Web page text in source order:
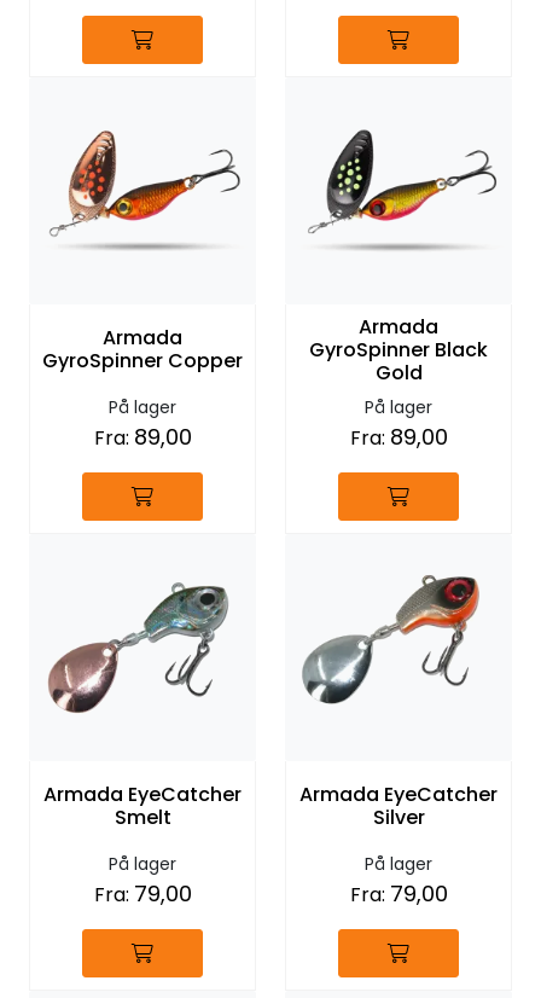
Armada
GyroSpinner Copper
På lager
Fra: 89,00
Armada
GyroSpinner Black
Gold
På lager
Fra: 89,00
Armada EyeCatcher
Smelt
På lager
Fra: 79,00
Armada EyeCatcher
Silver
På lager
Fra: 79,00